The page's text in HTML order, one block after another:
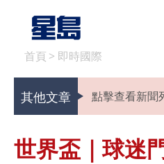
首頁 > 即時國際
其他文章 點擊查看新聞
世界盃｜球迷